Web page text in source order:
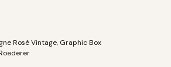
Rosé Vintage, Graphic Box